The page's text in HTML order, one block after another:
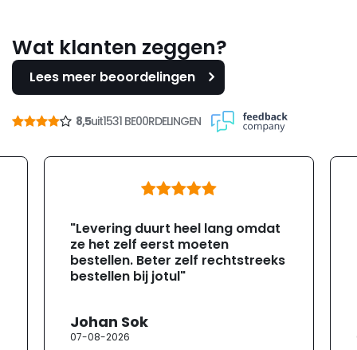
Wat klanten zeggen?
Lees meer beoordelingen
8,5uit1531 BE00RDELINGEN
"Levering duurt heel lang omdat
ze het zelf eerst moeten
bestellen. Beter zelf rechtstreeks
bestellen bij jotul"
Johan Sok
07-08-2026